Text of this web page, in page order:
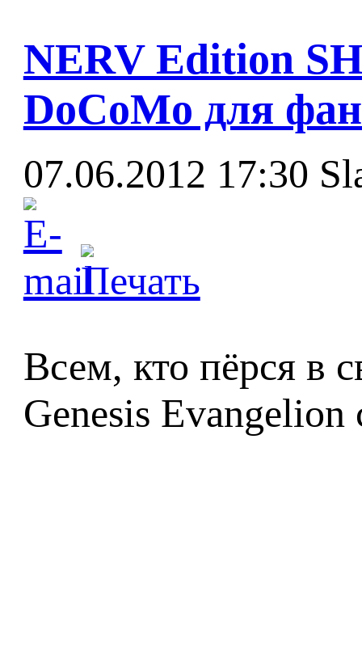
NERV Edition
DoCoMo для
07.06.2012 17:30
Всем, кто пёрся в
Genesis Evangelion